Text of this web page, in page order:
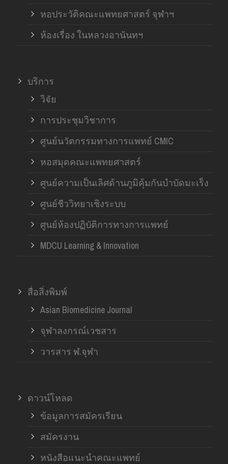
หอประวัติคณะแพทยศาสตร์ จุฬาฯ
ห้องเรื่อง ในหลวงอานันทฯ
บริการ
วิจัย
การประชุมวิชาการ
ศูนย์นวัตกรรมทางการแพทย์ CMIC
หอสมุดคณะแพทยศาสตร์
ศูนย์ความเป็นเลิศด้านภูมิคุ้มกันบำบัดมะเร็ง
ศูนย์ชีววิทยาเชิงระบบ
ศูนย์ห้องปฏิบัติการทางการแพทย์
MDCU Learning & Innovation
สื่อสิ่งพิมพ์
Asian Biomedicine Journal
จุฬาลงกรณ์เวชสาร
วารสาร ฬ.จุฬา
ดาวน์โหลด
ข้อมูลการสมัครเรียน
สมัครงาน
หนังสือแนะนำคณะแพทย์